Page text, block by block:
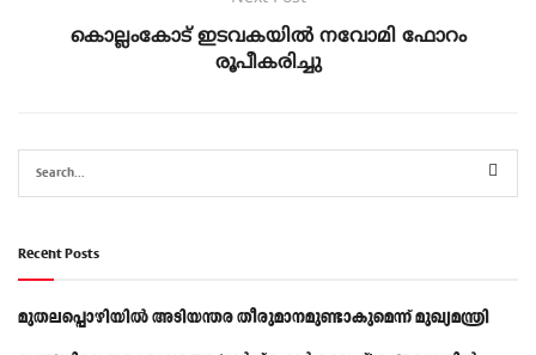
കൊല്ലംകോട് ഇടവകയിൽ നവോമി ഫോറം
രൂപീകരിച്ചു
Recent Posts
മുതലപ്പൊഴിയിൽ അടിയന്തര തീരുമാനമുണ്ടാകുമെന്ന് മുഖ്യമന്ത്രി